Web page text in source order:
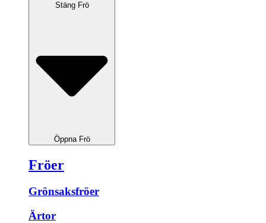
Stäng Frö
Öppna Frö
Fröer
Grönsaksfröer
Ärtor